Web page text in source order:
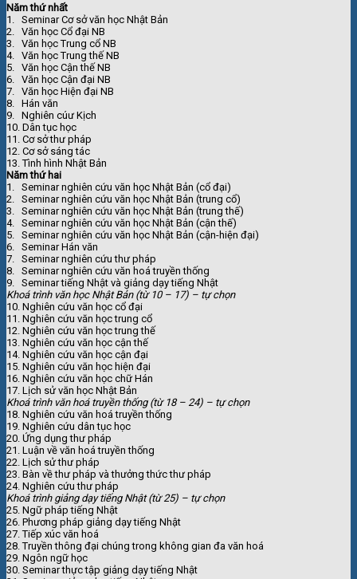
Năm thứ nhất
1. Seminar Cơ sở văn học Nhật Bản
2. Văn học Cổ đại NB
3. Văn học Trung cổ NB
4. Văn học Trung thế NB
5. Văn học Cận thế NB
6. Văn học Cận đại NB
7. Văn học Hiện đại NB
8. Hán văn
9. Nghiên cúư Kịch
10. Dân tục học
11. Cơ sở thư pháp
12. Cơ sở sáng tác
13. Tình hình Nhật Bản
Năm thứ hai
1. Seminar nghiên cứu văn học Nhật Bản (cổ đại)
2. Seminar nghiên cứu văn học Nhật Bản (trung cổ)
3. Seminar nghiên cứu văn học Nhật Bản (trung thế)
4. Seminar nghiên cứu văn học Nhật Bản (cận thế)
5. Seminar nghiên cứu văn học Nhật Bản (cận-hiện đại)
6. Seminar Hán văn
7. Seminar nghiên cứu thư pháp
8. Seminar nghiên cứu văn hoá truyền thống
9. Seminar tiếng Nhật và giảng dạy tiếng Nhật
Khoá trình văn học Nhật Bản (từ 10 – 17) – tự chọn
10. Nghiên cứu văn học cổ đại
11. Nghiên cứu văn học trung cổ
12. Nghiên cứu văn học trung thế
13. Nghiên cứu văn học cận thế
14. Nghiên cứu văn học cận đại
15. Nghiên cứu văn học hiện đại
16. Nghiên cứu văn học chữ Hán
17. Lịch sử văn học Nhật Bản
Khoá trình văn hoá truyền thống (từ 18 – 24) – tự chọn
18. Nghiên cứu văn hoá truyền thống
19. Nghiên cứu dân tục học
20. Ứng dụng thư pháp
21. Luận về văn hoá truyền thống
22. Lịch sử thư pháp
23. Bàn về thư pháp và thưởng thức thư pháp
24. Nghiên cứu thư pháp
Khoá trình giảng dạy tiếng Nhật (từ 25) – tự chọn
25. Ngữ pháp tiếng Nhật
26. Phương pháp giảng dạy tiếng Nhật
27. Tiếp xúc văn hoá
28. Truyền thông đại chúng trong không gian đa văn hoá
29. Ngôn ngữ học
30. Seminar thực tập giảng dạy tiếng Nhật